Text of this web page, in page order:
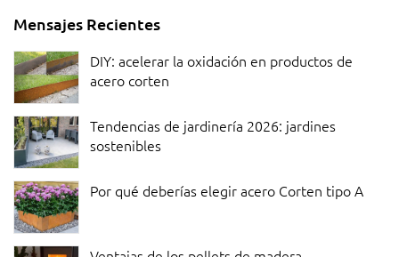
Mensajes Recientes
DIY: acelerar la oxidación en productos de
acero corten
Tendencias de jardinería 2026: jardines
sostenibles
Por qué deberías elegir acero Corten tipo A